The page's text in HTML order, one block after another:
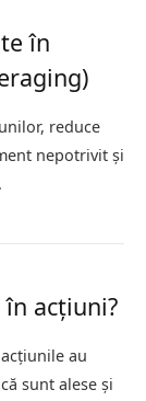
în
reduce
nepotrivit și
acțiuni?
au
sunt alese și